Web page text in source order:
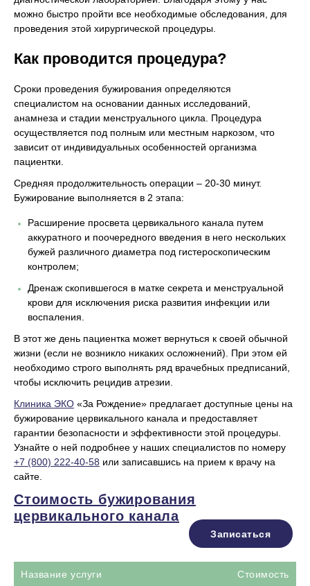
можно быстро пройти все необходимые обследования, для
проведения этой хирургической процедуры.
Как проводится процедура?
Сроки проведения бужирования определяются
специалистом на основании данных исследований,
анамнеза и стадии менструального цикла. Процедура
осуществляется под полным или местным наркозом, что
зависит от индивидуальных особенностей организма
пациентки.
Средняя продолжительность операции – 20-30 минут.
Бужирование выполняется в 2 этапа:
Расширение просвета цервикального канала путем
аккуратного и поочередного введения в него нескольких
бужей различного диаметра под гистероскопическим
контролем;
Дренаж скопившегося в матке секрета и менструальной
крови для исключения риска развития инфекции или
воспаления.
В этот же день пациентка может вернуться к своей обычной
жизни (если не возникло никаких осложнений). При этом ей
необходимо строго выполнять ряд врачебных предписаний,
чтобы исключить рецидив атрезии.
Клиника ЭКО «За Рождение» предлагает доступные цены на
бужирование цервикального канала и предоставляет
гарантии безопасности и эффективности этой процедуры.
Узнайте о ней подробнее у наших специалистов по номеру
+7 (800) 222-40-58 или записавшись на прием к врачу на
сайте.
Стоимость бужирования
цервикального канала
Записаться
Название услуги Стоимость